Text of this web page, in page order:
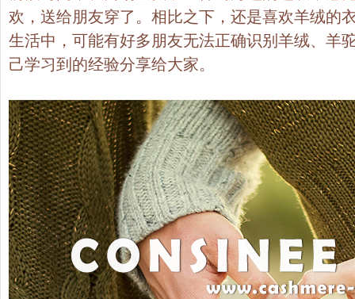
欢，送给朋友穿了。相比之下，还是喜欢羊绒的
生活中，可能有好多朋友无法正确识别羊绒、羊
己学习到的经验分享给大家。